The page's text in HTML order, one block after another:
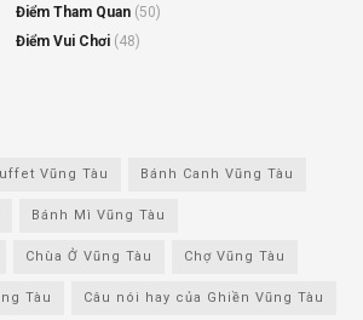
Điểm Tham Quan (50)
Điểm Vui Chơi (48)
Vũng Tàu Bánh Canh Vũng Tàu
Bánh Mì Vũng Tàu
Chùa Ở Vũng Tàu Chợ Vũng Tàu
Tàu Câu nói hay của Ghiền Vũng Tàu